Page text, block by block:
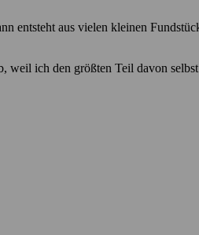
entsteht aus vielen kleinen
weil ich den größten Teil davon